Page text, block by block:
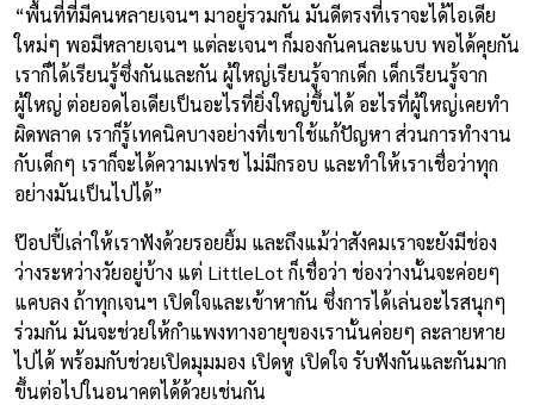
“พื้นที่ที่มีคนหลายเจนฯ มาอยู่รวมกัน มันดีตรงที่เราจะได้ไอเดีย
ใหม่ๆ พอมีหลายเจนฯ แต่ละเจนฯ ก็มองกันคนละแบบ พอได้คุยกัน
เราก็ได้เรียนรู้ซึ่งกันและกัน ผู้ใหญ่เรียนรู้จากเด็ก เด็กเรียนรู้จาก
ผู้ใหญ่ ต่อยอดไอเดียเป็นอะไรที่ยิ่งใหญ่ขึ้นได้ อะไรที่ผู้ใหญ่เคยทำ
ผิดพลาด เราก็รู้เทคนิคบางอย่างที่เขาใช้แก้ปัญหา ส่วนการทำงาน
กับเด็กๆ เราก็จะได้ความเฟรช ไม่มีกรอบ และทำให้เราเชื่อว่าทุก
อย่างมันเป็นไปได้”
ป๊อปปี้เล่าให้เราฟังด้วยรอยยิ้ม และถึงแม้ว่าสังคมเราจะยังมีช่อง
ว่างระหว่างวัยอยู่บ้าง แต่ LittleLot ก็เชื่อว่า ช่องว่างนั้นจะค่อยๆ
แคบลง ถ้าทุกเจนฯ เปิดใจและเข้าหากัน ซึ่งการได้เล่นอะไรสนุกๆ
ร่วมกัน มันจะช่วยให้กำแพงทางอายุของเรานั้นค่อยๆ ละลายหาย
ไปได้ พร้อมกับช่วยเปิดมุมมอง เปิดหู เปิดใจ รับฟังกันและกันมาก
ขึ้นต่อไปในอนาคตได้ด้วยเช่นกัน